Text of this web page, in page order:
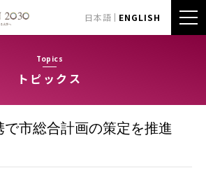
日本語 ENGLISH
Topics
トピックス
で市総合計画の策定を推進